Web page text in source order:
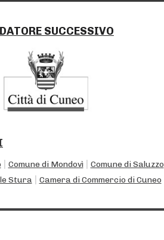
SUCCESSIVO
| Comune di Mondovì | Comune di Saluzzo
Stura | Camera di Commercio di Cuneo